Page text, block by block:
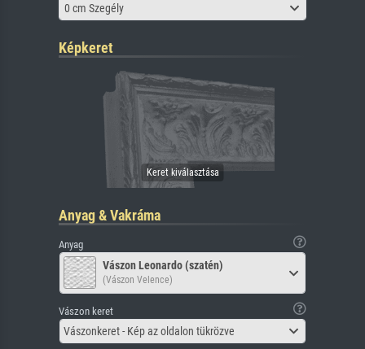
0 cm Szegély
Képkeret
Anyag & Vakráma
Anyag
Vászon Leonardo (szatén)
(Vászon Velence)
Vászon keret
Vászonkeret - Kép az oldalon tükrözve